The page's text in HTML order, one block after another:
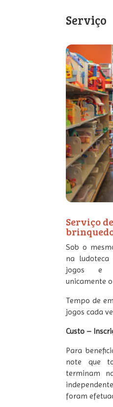
Serviço
Serviço
Sob o
na
jogos e
unicamente
Tempo de
jogos cada
Custo –
Para
note que
terminam
foram